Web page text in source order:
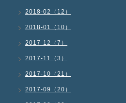
2018-02（12）
2018-01（10）
2017-12（7）
2017-11（3）
2017-10（21）
2017-09（20）